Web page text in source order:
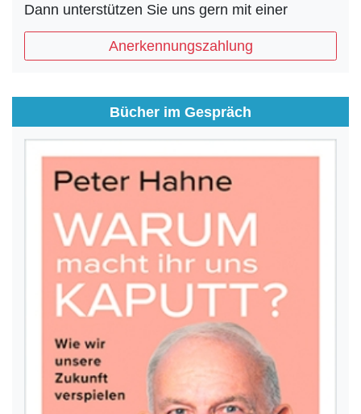
Dann unterstützen Sie uns gern mit einer
Anerkennungszahlung
Bücher im Gespräch